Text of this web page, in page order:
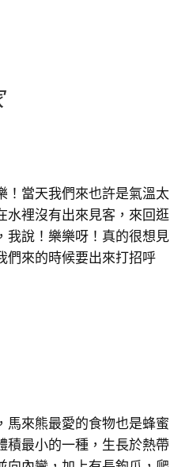
！當天我們來也許是氣溫太
水裡沒有出來見客，來回逛
我說！樂樂呀！真的很想見
們來的時候要出來打招呼
馬來熊最愛的食物也是蜂蜜
積最小的一種，生長於熱帶